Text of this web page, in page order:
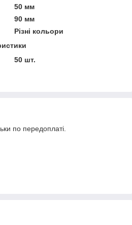
50 мм
90 мм
Різні кольори
50 шт.
по передоплаті.